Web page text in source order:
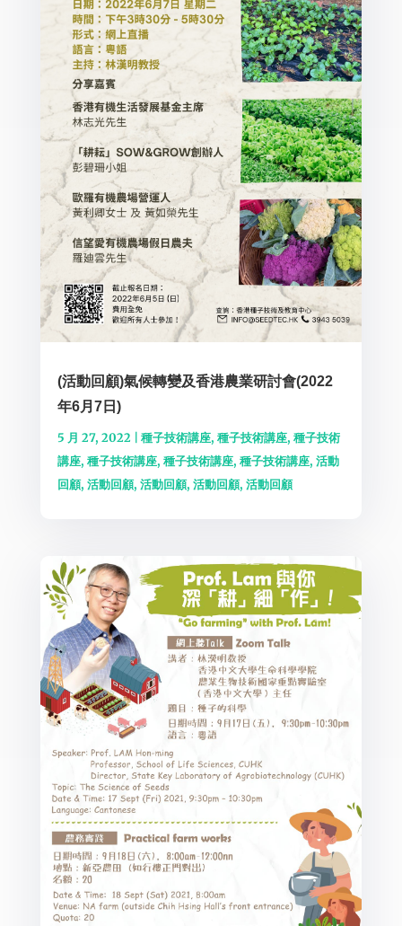
(活動回顧)氣候轉變及香港農業研討會(2022
年6月7日)
5 月 27, 2022 種子技術講座, 種子技術講座, 種子技術
講座, 種子技術講座, 種子技術講座, 種子技術講座, 活動
回顧, 活動回顧, 活動回顧, 活動回顧, 活動回顧